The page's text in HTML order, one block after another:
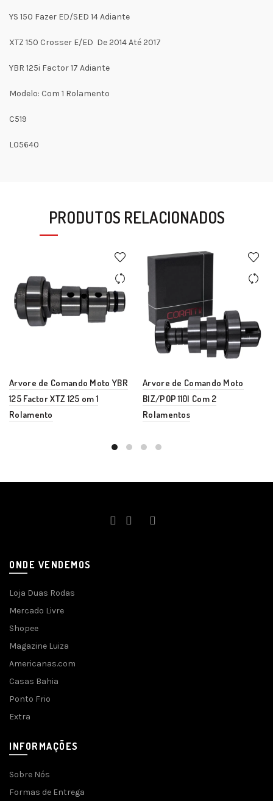
YS 150 Fazer ED/SED 14 Adiante
XTZ 150 Crosser E/ED De 2014 Até 2017
YBR 125i Factor 17 Adiante
Modelo: Com 1 Rolamento
C519
L05640
PRODUTOS RELACIONADOS
Arvore de Comando Moto YBR
125 Factor XTZ 125 om 1
Rolamento
Arvore de Comando Moto
BIZ/POP 110I Com 2
Rolamentos
ONDE VENDEMOS
Loja Duas Rodas
Mercado Livre
Shopee
Magazine Luiza
Americanas.com
Casas Bahia
Ponto Frio
Extra
INFORMAÇÕES
Sobre Nós
Formas de Entrega